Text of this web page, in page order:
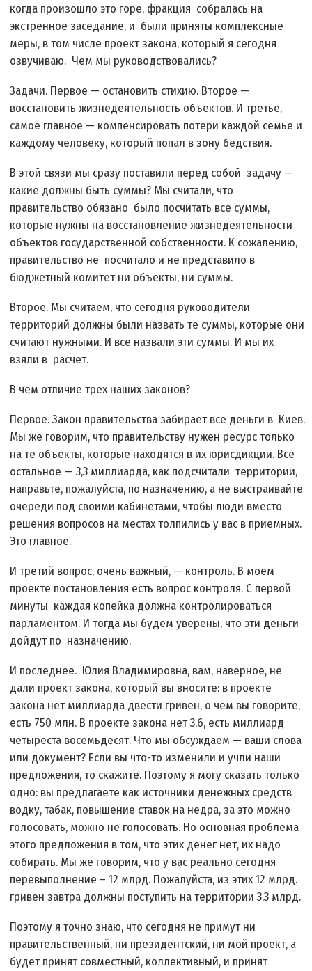
когда произошло это горе, фракция собралась на
экстренное заседание, и были приняты комплексные
меры, в том числе проект закона, который я сегодня
озвучиваю. Чем мы руководствовались?
Задачи. Первое — остановить стихию. Второе —
восстановить жизнедеятельность объектов. И третье,
самое главное — компенсировать потери каждой семье и
каждому человеку, который попал в зону бедствия.
В этой связи мы сразу поставили перед собой задачу —
какие должны быть суммы? Мы считали, что
правительство обязано было посчитать все суммы,
которые нужны на восстановление жизнедеятельности
объектов государственной собственности. К сожалению,
правительство не посчитало и не представило в
бюджетный комитет ни объекты, ни суммы.
Второе. Мы считаем, что сегодня руководители
территорий должны были назвать те суммы, которые они
считают нужными. И все назвали эти суммы. И мы их
взяли в расчет.
В чем отличие трех наших законов?
Первое. Закон правительства забирает все деньги в Киев.
Мы же говорим, что правительству нужен ресурс только
на те объекты, которые находятся в их юрисдикции. Все
остальное — 3,3 миллиарда, как подсчитали территории,
направьте, пожалуйста, по назначению, а не выстраивайте
очереди под своими кабинетами, чтобы люди вместо
решения вопросов на местах толпились у вас в приемных.
Это главное.
И третий вопрос, очень важный, — контроль. В моем
проекте постановления есть вопрос контроля. С первой
минуты каждая копейка должна контролироваться
парламентом. И тогда мы будем уверены, что эти деньги
дойдут по назначению.
И последнее. Юлия Владимировна, вам, наверное, не
дали проект закона, который вы вносите: в проекте
закона нет миллиарда двести гривен, о чем вы говорите,
есть 750 млн. В проекте закона нет 3,6, есть миллиард
четыреста восемьдесят. Что мы обсуждаем — ваши слова
или документ? Если вы что-то изменили и учли наши
предложения, то скажите. Поэтому я могу сказать только
одно: вы предлагаете как источники денежных средств
водку, табак, повышение ставок на недра, за это можно
голосовать, можно не голосовать. Но основная проблема
этого предложения в том, что этих денег нет, их надо
собирать. Мы же говорим, что у вас реально сегодня
перевыполнение – 12 млрд. Пожалуйста, из этих 12 млрд.
гривен завтра должны поступить на территории 3,3 млрд.
Поэтому я точно знаю, что сегодня не примут ни
правительственный, ни президентский, ни мой проект, а
будет принят совместный, коллективный, и принят